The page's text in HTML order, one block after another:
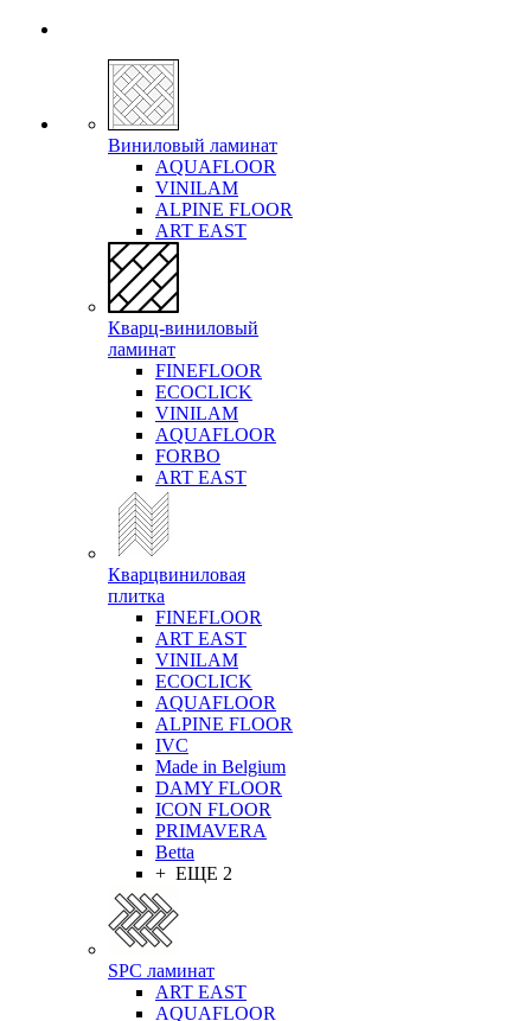
Виниловый ламинат
AQUAFLOOR
VINILAM
ALPINE FLOOR
ART EAST
Кварц-виниловый
ламинат
FINEFLOOR
ECOCLICK
VINILAM
AQUAFLOOR
FORBO
ART EAST
Кварцвиниловая
плитка
FINEFLOOR
ART EAST
VINILAM
ECOCLICK
AQUAFLOOR
ALPINE FLOOR
IVC
Made in Belgium
DAMY FLOOR
ICON FLOOR
PRIMAVERA
Betta
+ ЕЩЕ 2
SPC ламинат
ART EAST
AQUAFLOOR